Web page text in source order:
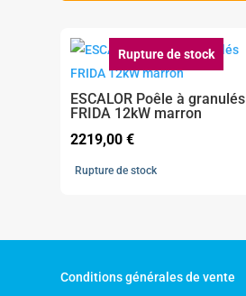
Rupture de stock
ESCALOR Poêle à granulés
FRIDA 12kW marron
2219,00€
Rupture de stock
Conditions générales de vente